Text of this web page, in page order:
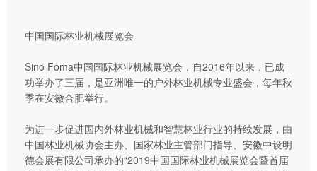
中国国际林业机械展览会
Sino Foma中国国际林业机械展览会，自2016年以来，已成
功举办了三届，是亚洲唯一的户外林业机械专业盛会，每年秋
季在安徽合肥举行。
为进一步促进国内外林业机械和智慧林业行业的持续发展，由
中国林业机械协会主办、国家林业主管部门指导、安徽中设明
德会展有限公司承办的“2019中国国际林业机械展览会暨首届